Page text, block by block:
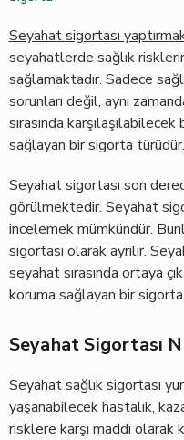
Seyahat sigortası
seyahatlerde sağlık
sağlamaktadır. Sadece
sorunları değil, aynı
sırasında
sağlayan bir sigorta türüdür.
Seyahat sigortası son
görülmektedir. Seyahat
incelemek mümkündür.
sigortası olarak ayrılır.
seyahat sırasında ortaya
koruma sağlayan bir
Seyahat Sigortası
Seyahat sağlık sigortası
yaşanabilecek hastalık,
risklere karşı maddi olarak